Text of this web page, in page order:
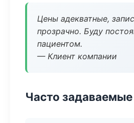
Цены адекватные,
прозрачно. Буду
пациентом.
— Клиент компании
Часто